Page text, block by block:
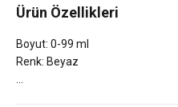
Ürün Özellikleri
Boyut: 0-99 ml
Renk: Beyaz